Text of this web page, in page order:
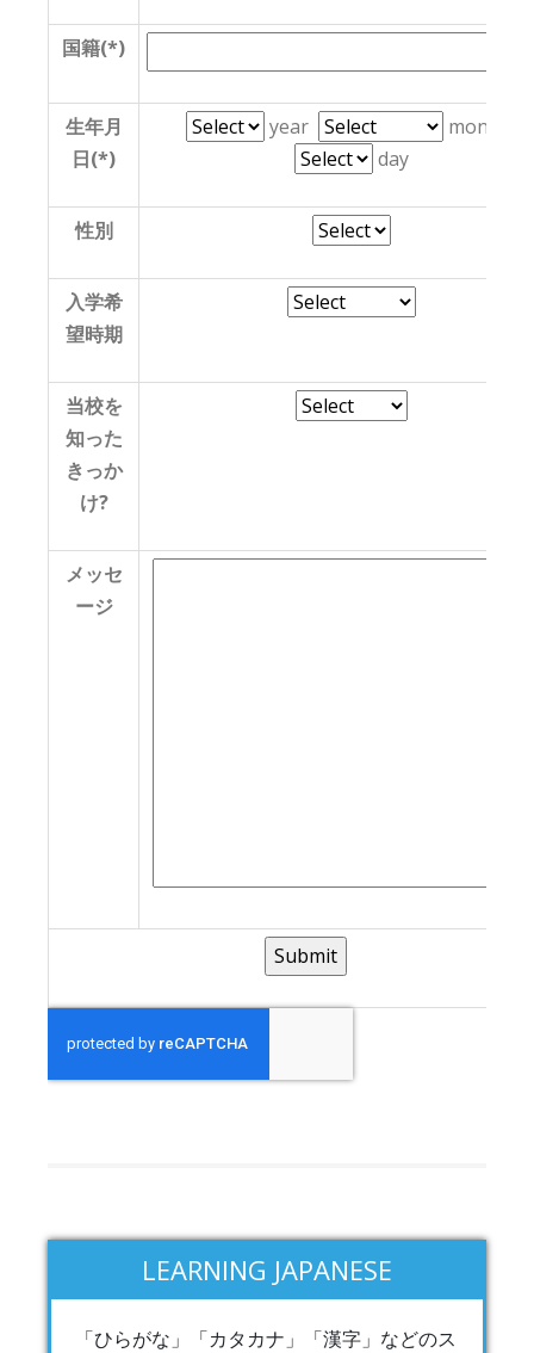
国籍(*)
生年月
日(*)
year
month
day
性別
入学希
望時期
当校を
知った
きっか
け?
メッセ
ージ
LEARNING JAPANESE
「ひらがな」「カタカナ」「漢字」などのス